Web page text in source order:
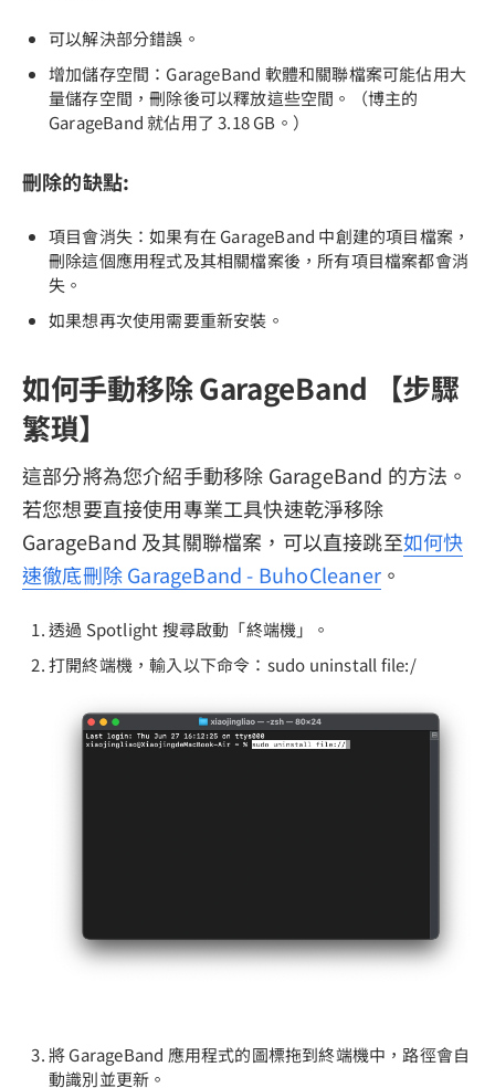
可以解決部分錯誤。
增加儲存空間：GarageBand 軟體和關聯檔案可能佔用大
量儲存空間，刪除後可以釋放這些空間。（博主的
GarageBand 就佔用了 3.18 GB。）
刪除的缺點:
項目會消失：如果有在 GarageBand 中創建的項目檔案，
刪除這個應用程式及其相關檔案後，所有項目檔案都會消
失。
如果想再次使用需要重新安裝。
如何手動移除 GarageBand 【步驟
繁瑣】
這部分將為您介紹手動移除 GarageBand 的方法。
若您想要直接使用專業工具快速乾淨移除
GarageBand 及其關聯檔案，可以直接跳至如何快
速徹底刪除 GarageBand - BuhoCleaner 。
透過 Spotlight 搜尋啟動「終端機」。
打開終端機，輸入以下命令：sudo uninstall file:/
將 GarageBand 應用程式的圖標拖到終端機中，路徑會自
動識別並更新。